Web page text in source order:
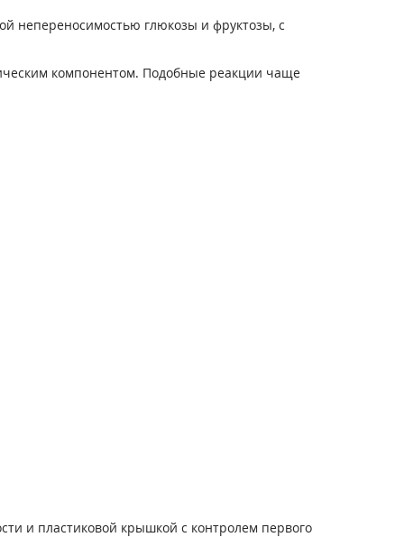
непереносимостью глюкозы и фруктозы, с
компонентом. Подобные реакции чаще
и пластиковой крышкой с контролем первого